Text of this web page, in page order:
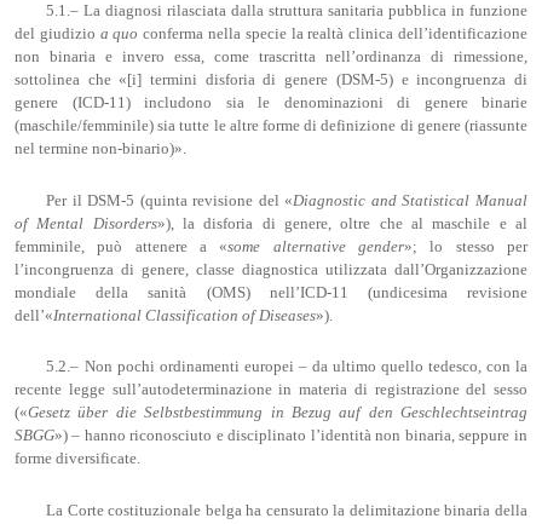
5.1.– La diagnosi rilasciata dalla struttura sanitaria pubblica in funzione
del giudizio a quo conferma nella specie la realtà clinica dell’identificazione
non binaria e invero essa, come trascritta nell’ordinanza di rimessione,
sottolinea che «[i] termini disforia di genere (DSM-5) e incongruenza di
genere (ICD-11) includono sia le denominazioni di genere binarie
(maschile/femminile) sia tutte le altre forme di definizione di genere (riassunte
nel termine non-binario)».
Per il DSM-5 (quinta revisione del «Diagnostic and Statistical Manual
of Mental Disorders»), la disforia di genere, oltre che al maschile e al
femminile, può attenere a «some alternative gender»; lo stesso per
l’incongruenza di genere, classe diagnostica utilizzata dall’Organizzazione
mondiale della sanità (OMS) nell’ICD-11 (undicesima revisione
dell’«International Classification of Diseases»).
5.2.– Non pochi ordinamenti europei – da ultimo quello tedesco, con la
recente legge sull’autodeterminazione in materia di registrazione del sesso
(«Gesetz über dieSelbstbestimmung in Bezug auf den Geschlechtseintrag
SBGG») – hanno riconosciuto e disciplinato l’identità non binaria, seppure in
forme diversificate.
La Corte costituzionale belga ha censurato la delimitazione binaria della